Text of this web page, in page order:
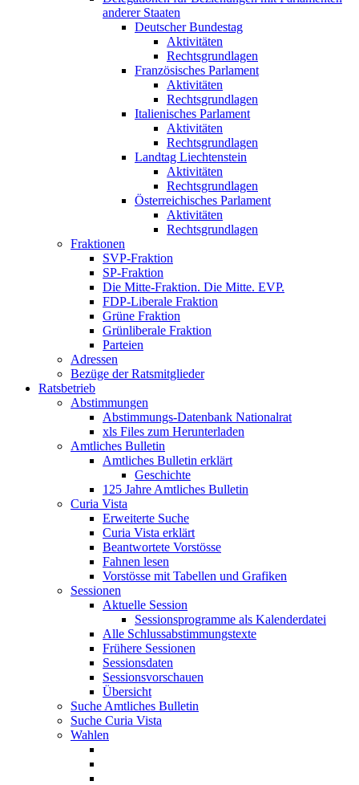
anderer Staaten
Deutscher Bundestag
Aktivitäten
Rechtsgrundlagen
Französisches Parlament
Aktivitäten
Rechtsgrundlagen
Italienisches Parlament
Aktivitäten
Rechtsgrundlagen
Landtag Liechtenstein
Aktivitäten
Rechtsgrundlagen
Österreichisches Parlament
Aktivitäten
Rechtsgrundlagen
Fraktionen
SVP-Fraktion
SP-Fraktion
Die Mitte-Fraktion. Die Mitte. EVP.
FDP-Liberale Fraktion
Grüne Fraktion
Grünliberale Fraktion
Parteien
Adressen
Bezüge der Ratsmitglieder
Ratsbetrieb
Abstimmungen
Abstimmungs-Datenbank Nationalrat
xls Files zum Herunterladen
Amtliches Bulletin
Amtliches Bulletin erklärt
Geschichte
125 Jahre Amtliches Bulletin
Curia Vista
Erweiterte Suche
Curia Vista erklärt
Beantwortete Vorstösse
Fahnen lesen
Vorstösse mit Tabellen und Grafiken
Sessionen
Aktuelle Session
Sessionsprogramme als Kalenderdatei
Alle Schlussabstimmungstexte
Frühere Sessionen
Sessionsdaten
Sessionsvorschauen
Übersicht
Suche Amtliches Bulletin
Suche Curia Vista
Wahlen